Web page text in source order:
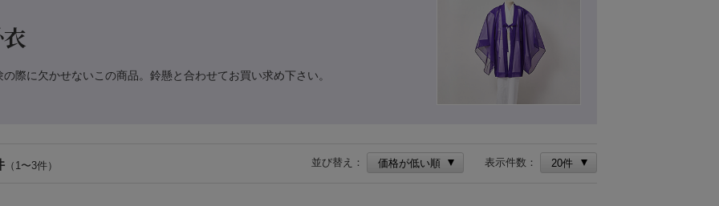
の際に欠かせないこの商品。鈴懸と合わせてお買い求め下さい。
（1〜3件） 並び替え： 表示件数：